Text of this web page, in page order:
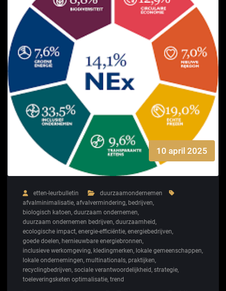
10 april 2025
etten-leurbulletin
duurzaamondernemen
afvalminimalisatie, afvalvermindering, bedrijven,
biologisch katoen, duurzaam ondernemen,
duurzaam ondernemen bedrijven, duurzaamheid,
ecologische impact, energie-efficiëntie, energiebedrijven,
goede doelen, hernieuwbare energiebronnen,
inclusieve werkomgeving, kledingmerken, lokale gemeenschappen,
lokale ondernemingen, multinationals, praktijken,
recyclingbedrijven, sociale verantwoordelijkheid, strategie,
toeleveringsketen optimalisatie, trend